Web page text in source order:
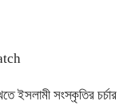
ইসলামী সংস্কৃতির চর্চার